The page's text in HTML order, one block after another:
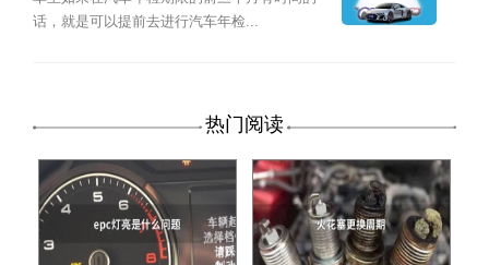
话，就是可以提前去进行汽车年检...
热门阅读